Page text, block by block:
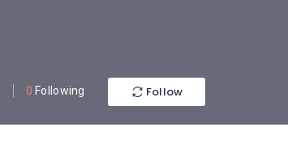
0 Following Follow